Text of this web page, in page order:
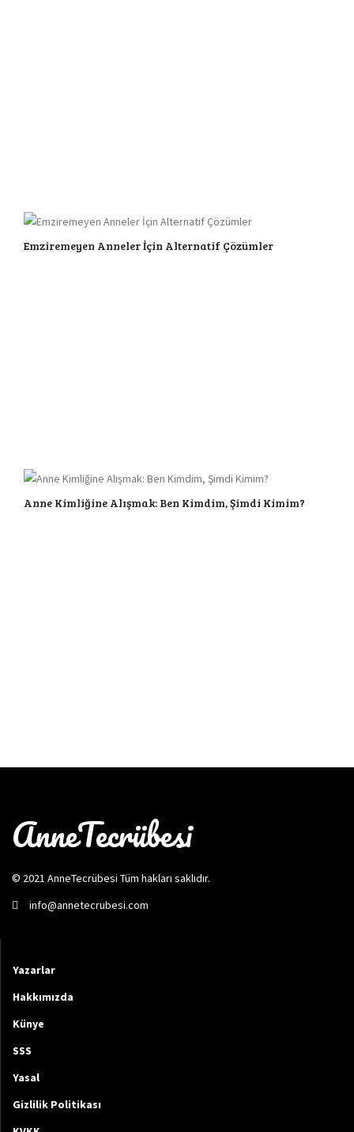
Emziremeyen Anneler İçin Alternatif Çözümler
Anne Kimliğine Alışmak: Ben Kimdim, Şimdi Kimim?
AnneTecrübesi
© 2021 AnneTecrübesi Tüm hakları saklıdır.
info@annetecrubesi.com
Yazarlar
Hakkımızda
Künye
SSS
Yasal
Gizlilik Politikası